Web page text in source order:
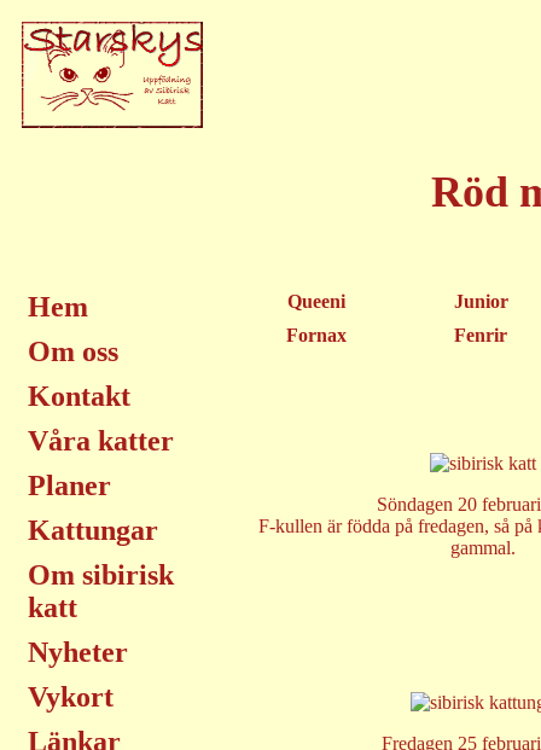
Röd
Hem
Om oss
Kontakt
Våra katter
Planer
Kattungar
Om sibirisk
katt
Nyheter
Vykort
Länkar
Queeni
Junior
Fornax
Fenrir
Söndagen 20
F-kullen är födda på fredagen, så på
gammal.
Fredagen 25